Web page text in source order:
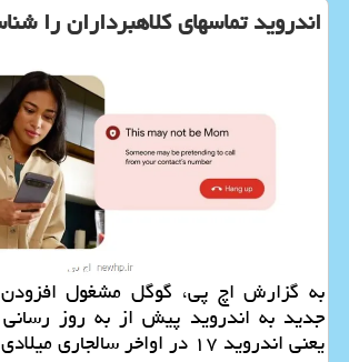
اندروید تماسهای کلاهبرداران را
به گزارش اچ پی، گوگل مشغول
جدید به اندروید پیش از به روز
یعنی اندروید ۱۷ در اواخر سالجاری میلادی است.